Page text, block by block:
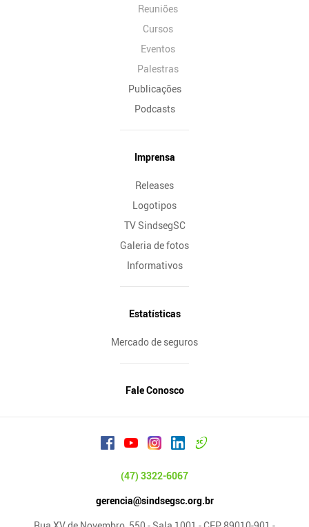
Reuniões
Cursos
Eventos
Palestras
Publicações
Podcasts
Imprensa
Releases
Logotipos
TV SindsegSC
Galeria de fotos
Informativos
Estatísticas
Mercado de seguros
Fale Conosco
(47) 3322-6067
gerencia@sindsegsc.org.br